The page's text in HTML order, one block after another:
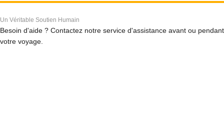
Un Véritable Soutien Humain
Besoin d'aide ? Contactez notre service d'assistance avant ou pendant
votre voyage.